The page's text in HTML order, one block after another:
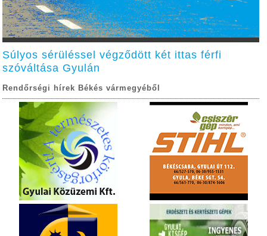
Súlyos sérüléssel végződött két ittas férfi
szóváltása Gyulán
Rendőrségi hírek Békés vármegyéből